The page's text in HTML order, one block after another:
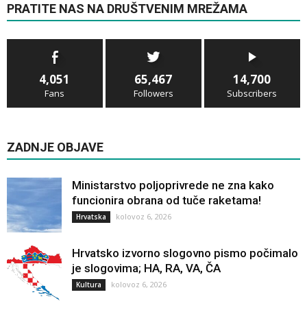
PRATITE NAS NA DRUŠTVENIM MREŽAMA
4,051
Fans
65,467
Followers
14,700
Subscribers
ZADNJE OBJAVE
Ministarstvo poljoprivrede ne zna kako
funcionira obrana od tuče raketama!
Hrvatska kolovoz 6, 2026
Hrvatsko izvorno slogovno pismo počimalo
je slogovima; HA, RA, VA, ČA
Kultura kolovoz 6, 2026